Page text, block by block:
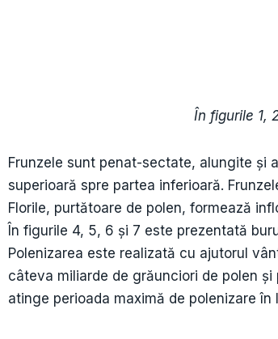
În figurile 1,
Frunzele sunt penat-sectate, alungite și
superioară spre partea inferioară.
Florile, purtătoare de polen, formează
În figurile 4, 5, 6 și 7 este prezentată
Polenizarea este realizată cu ajutorul
câteva miliarde de grăunciori de polen
atinge perioada maximă de polenizare